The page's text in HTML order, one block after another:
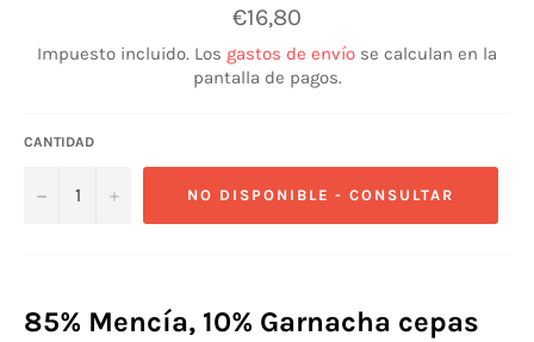
Precio
habitual
€16,80
Impuesto incluido. Los gastos de envío se calculan en la
pantalla de pagos.
CANTIDAD
− + NO DISPONIBLE - CONSULTAR
85% Mencía, 10% Garnacha cepas